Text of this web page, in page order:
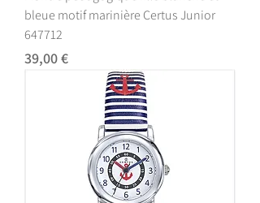
bleue motif marinière Certus Junior
647712
Prix
39,00 €